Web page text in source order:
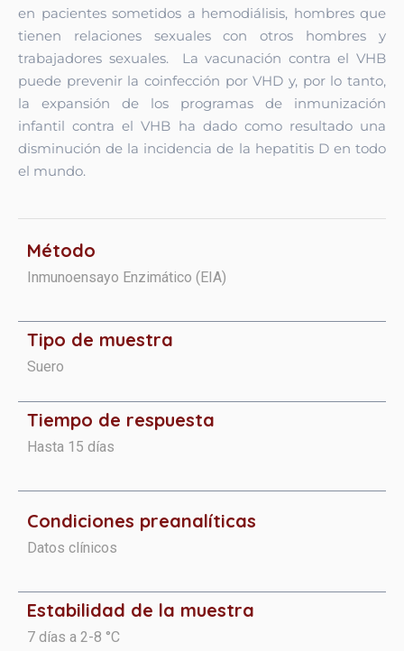
en pacientes sometidos a hemodiálisis, hombres que
tienen relaciones sexuales con otros hombres y
trabajadores sexuales. La vacunación contra el VHB
puede prevenir la coinfección por VHD y, por lo tanto,
la expansión de los programas de inmunización
infantil contra el VHB ha dado como resultado una
disminución de la incidencia de la hepatitis D en todo
el mundo.
Método
Inmunoensayo Enzimático (EIA)
Tipo de muestra
Suero
Tiempo de respuesta
Hasta 15 días
Condiciones preanalíticas​​​
Datos clínicos
Estabilidad de la muestra
7 días a 2-8 °C